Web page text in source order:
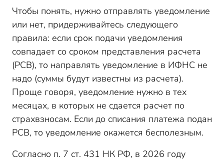
Чтобы понять, нужно отправлять уведомление
или нет, придерживайтесь следующего
правила: если срок подачи уведомления
совпадает со сроком представления расчета
(РСВ), то направлять уведомление в ИФНС не
надо (суммы будут известны из расчета).
Проще говоря, уведомление нужно в тех
месяцах, в которых не сдается расчет по
страхвзносам. Если до списания платежа подан
РСВ, то уведомление окажется бесполезным.
Согласно п. 7 ст. 431 НК РФ, в 2026 году